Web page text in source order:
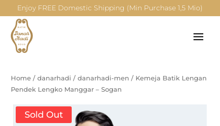
Enjoy FREE Domestic Shipping (Min Purchase 1,5 Mio)
Home /danarhadi /danarhadi-men / Kemeja Batik Lengan
Pendek Lengko Manggar – Sogan
Sold Out